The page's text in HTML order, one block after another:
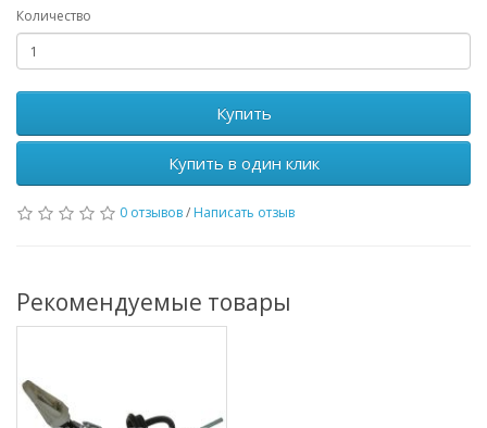
Количество
Купить
Купить в один клик
0 отзывов/ Написать отзыв
Рекомендуемые товары